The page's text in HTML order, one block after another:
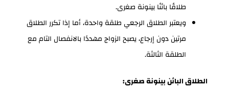
طلاقًا بائنًا بينونة صغرى.
ويعتبر الطلاق الرجعي طلقة واحدة، أما إذا تكرر الطلاق
مرتين دون إرجاع، يصبح الزواج مهددًا بالانفصال التام مع
الطلقة الثالثة.
الطلاق البائن بينونة صغرى: